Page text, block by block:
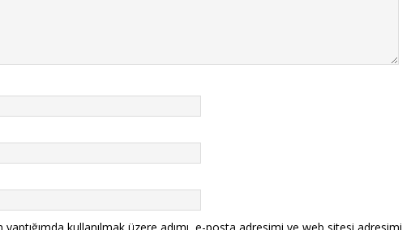
kullanılmak üzere adımı, e-posta adresimi ve web sitesi adresimi